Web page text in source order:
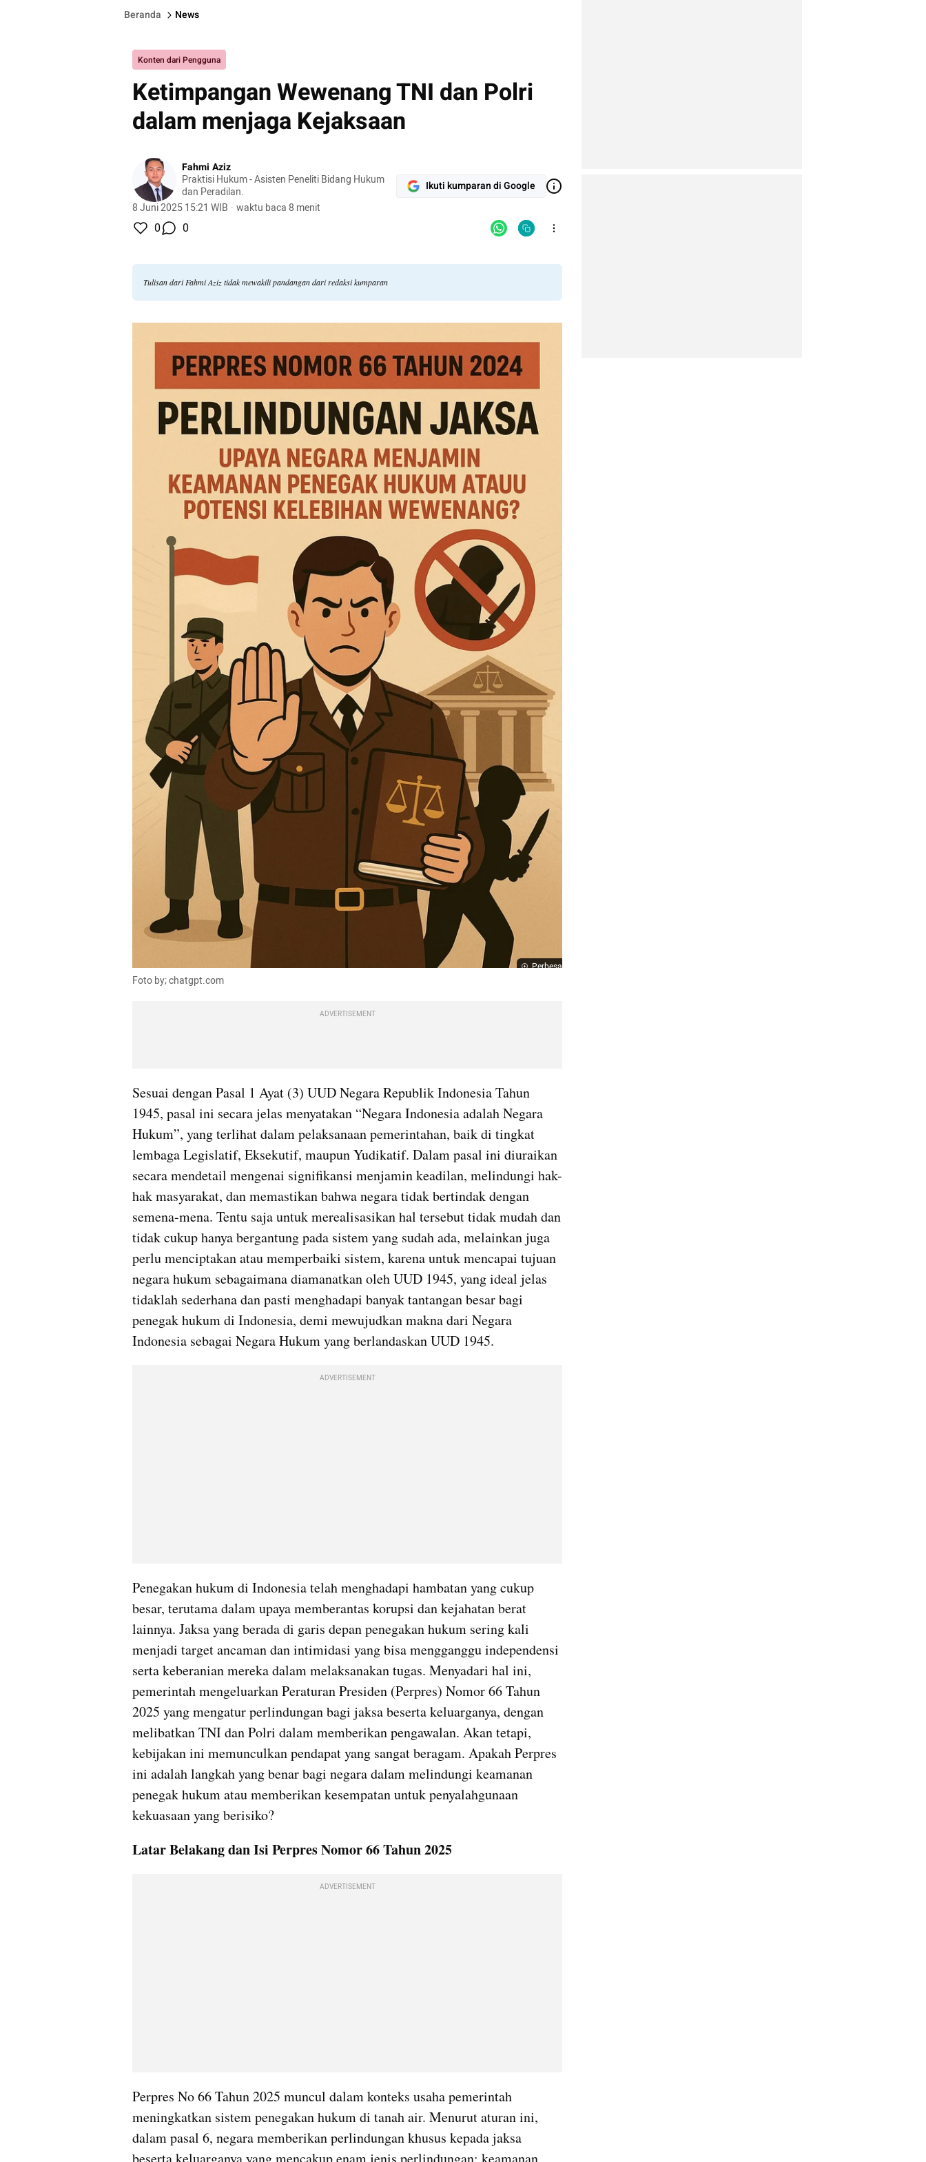
Beranda News
Konten dari Pengguna
Ketimpangan Wewenang TNI dan Polri
dalam menjaga Kejaksaan
Fahmi Aziz
Praktisi Hukum - Asisten Peneliti Bidang Hukum
dan Peradilan.
8 Juni 2025 15:21 WIB · waktu baca 8 menit
Ikuti kumparan di Google
0 0
Tulisan dari Fahmi Aziz tidak mewakili pandangan dari redaksi kumparan
Perbesar
Foto by; chatgpt.com
ADVERTISEMENT
Sesuai dengan Pasal 1 Ayat (3) UUD Negara Republik Indonesia Tahun
1945, pasal ini secara jelas menyatakan “Negara Indonesia adalah Negara
Hukum”, yang terlihat dalam pelaksanaan pemerintahan, baik di tingkat
lembaga Legislatif, Eksekutif, maupun Yudikatif. Dalam pasal ini diuraikan
secara mendetail mengenai signifikansi menjamin keadilan, melindungi hak-
hak masyarakat, dan memastikan bahwa negara tidak bertindak dengan
semena-mena. Tentu saja untuk merealisasikan hal tersebut tidak mudah dan
tidak cukup hanya bergantung pada sistem yang sudah ada, melainkan juga
perlu menciptakan atau memperbaiki sistem, karena untuk mencapai tujuan
negara hukum sebagaimana diamanatkan oleh UUD 1945, yang ideal jelas
tidaklah sederhana dan pasti menghadapi banyak tantangan besar bagi
penegak hukum di Indonesia, demi mewujudkan makna dari Negara
Indonesia sebagai Negara Hukum yang berlandaskan UUD 1945.
ADVERTISEMENT
Penegakan hukum di Indonesia telah menghadapi hambatan yang cukup
besar, terutama dalam upaya memberantas korupsi dan kejahatan berat
lainnya. Jaksa yang berada di garis depan penegakan hukum sering kali
menjadi target ancaman dan intimidasi yang bisa mengganggu independensi
serta keberanian mereka dalam melaksanakan tugas. Menyadari hal ini,
pemerintah mengeluarkan Peraturan Presiden (Perpres) Nomor 66 Tahun
2025 yang mengatur perlindungan bagi jaksa beserta keluarganya, dengan
melibatkan TNI dan Polri dalam memberikan pengawalan. Akan tetapi,
kebijakan ini memunculkan pendapat yang sangat beragam. Apakah Perpres
ini adalah langkah yang benar bagi negara dalam melindungi keamanan
penegak hukum atau memberikan kesempatan untuk penyalahgunaan
kekuasaan yang berisiko?
Latar Belakang dan Isi Perpres Nomor 66 Tahun 2025
ADVERTISEMENT
Perpres No 66 Tahun 2025 muncul dalam konteks usaha pemerintah
meningkatkan sistem penegakan hukum di tanah air. Menurut aturan ini,
dalam pasal 6, negara memberikan perlindungan khusus kepada jaksa
beserta keluarganya yang mencakup enam jenis perlindungan: keamanan